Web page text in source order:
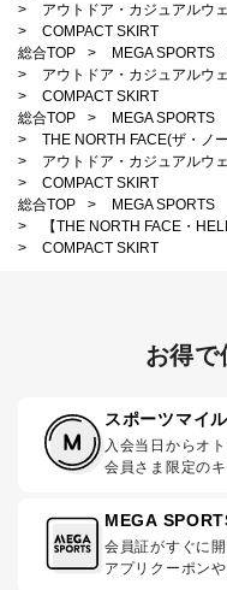
>
アウトドア・カジュアルウ
>
COMPACT SKIRT
総合TOP
> MEGA SPORTS
>
アウトドア・カジュアルウ
>
COMPACT SKIRT
総合TOP
>
MEGA SPORTS
>
THE NORTH FACE(ザ・ノ
>
アウトドア・カジュアルウ
>
COMPACT SKIRT
総合TOP
>
MEGA SPORTS
>
【THE NORTH FACE・
>
COMPACT SKIRT
お得で
スポーツマイ
入会当日からオ
会員さま限定の
MEGA
会員証がすぐに開
アプリクーポン